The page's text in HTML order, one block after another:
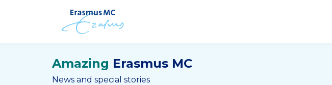
Amazing Erasmus MC
News and special stories